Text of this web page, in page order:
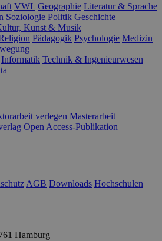
VWL Geographie Literatur & Sprache
Soziologie Politik Geschichte
Kunst & Musik
Pädagogik Psychologie Medizin
Informatik Technik & Ingenieurwesen
verlegen Masterarbeit
Open Access-Publikation
AGB Downloads Hochschulen
Hamburg